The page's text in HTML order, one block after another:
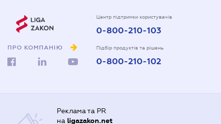
ПРО КОМПАНІЮ
Центр підтримки користувачів
0-800-210-103
Підбір продуктів та рішень
0-800-210-102
Реклама та PR
на ligazakon.net